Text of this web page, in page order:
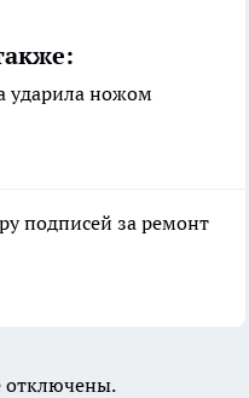
ударила ножом
подписей за ремонт
отключены.